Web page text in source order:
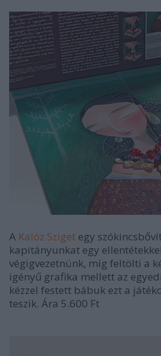
A Kalóz Sziget egy
kapitányunkat egy
végigvezetnünk, míg feltölti a
igényű grafika mellett az
kézzel festett bábuk ezt a
teszik. Ára 5.600 Ft